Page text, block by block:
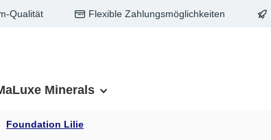
Qualität Flexible Zahlungsmöglichkeiten
Minerals
Foundation Lilie